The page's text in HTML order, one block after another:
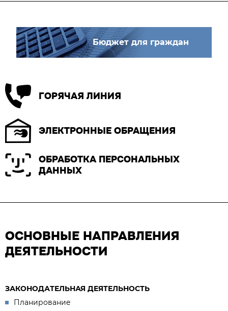
Бюджет для граждан
ГОРЯЧАЯ ЛИНИЯ
ЭЛЕКТРОННЫЕ ОБРАЩЕНИЯ
ОБРАБОТКА ПЕРСОНАЛЬНЫХ
ДАННЫХ
ОСНОВНЫЕ НАПРАВЛЕНИЯ
ДЕЯТЕЛЬНОСТИ
ЗАКОНОДАТЕЛЬНАЯ ДЕЯТЕЛЬНОСТЬ
Планирование